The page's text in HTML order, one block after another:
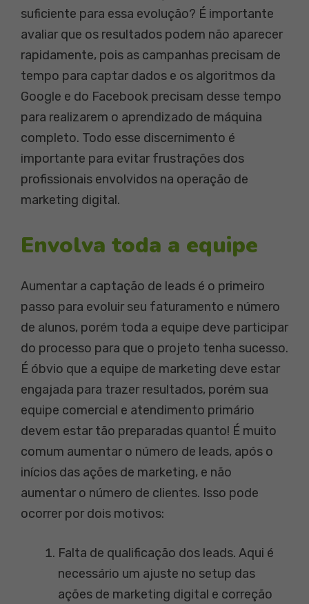
suficiente para essa evolução? É importante
avaliar que os resultados podem não aparecer
rapidamente, pois as campanhas precisam de
tempo para captar dados e os algoritmos da
Google e do Facebook precisam desse tempo
para realizarem o aprendizado de máquina
completo. Todo esse discernimento é
importante para evitar frustrações dos
profissionais envolvidos na operação de
marketing digital.
Envolva toda a equipe
Aumentar a captação de leads é o primeiro
passo para evoluir seu faturamento e número
de alunos, porém toda a equipe deve participar
do processo para que o projeto tenha sucesso.
É óbvio que a equipe de marketing deve estar
engajada para trazer resultados, porém sua
equipe comercial e atendimento primário
devem estar tão preparadas quanto! É muito
comum aumentar o número de leads, após o
inícios das ações de marketing, e não
aumentar o número de clientes. Isso pode
ocorrer por dois motivos:
Falta de qualificação dos leads. Aqui é
necessário um ajuste no setup das
ações de marketing digital e correção